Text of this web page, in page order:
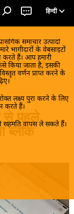
हिन्दी
समाचार उत्पादों
भागीदारों के वेबसाइटों
हैं। आप हमारी
किया जाता है, इसकी
वर्णन प्राप्त करने के
लक्ष्य पुरा करने के लिए
करते हैं।
सहमति वापस ले सकते हैं।
प्राप्त करें जो
हैं।
से पहले
ब्लॉक